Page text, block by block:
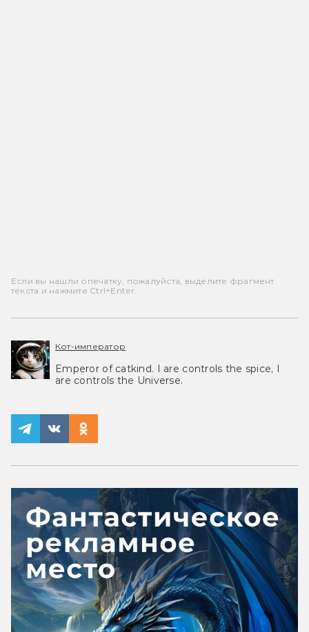
Если вы нашли опечатку, пожалуйста, выделите фрагмент
текста и нажмите Ctrl+Enter.
Кот-император
Emperor of catkind. I are controls the spice, I
are controls the Universe.